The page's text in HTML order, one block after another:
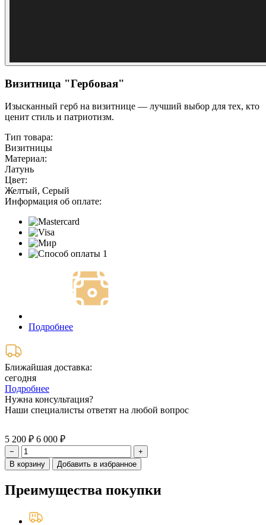
Визитница "Гербовая"
Изысканный герб на визитнице — лучший выбор для тех, кто
ценит стиль и патриотизм.
Тип товара:
Визитницы
Материал:
Латунь
Цвет:
Желтый, Серый
Информация об оплате:
Подробнее
Ближайшая доставка:
сегодня
Подробнее
Нужна консультация?
Наши специалисты ответят на любой вопрос
5 200 ₽ 6 000 ₽
−
+
В корзину
Добавить в избранное
Преимущества покупки